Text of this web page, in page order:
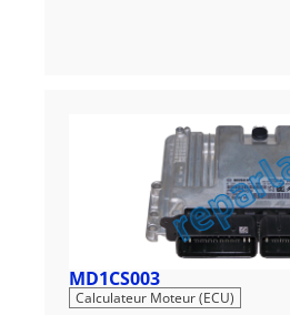
MD1CS003
Calculateur Moteur (ECU)